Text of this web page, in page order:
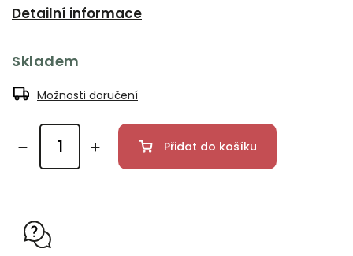
Detailní informace
Skladem
Možnosti doručení
Přidat do košíku